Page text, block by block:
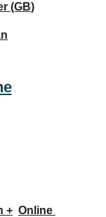
(GB)
+ Online